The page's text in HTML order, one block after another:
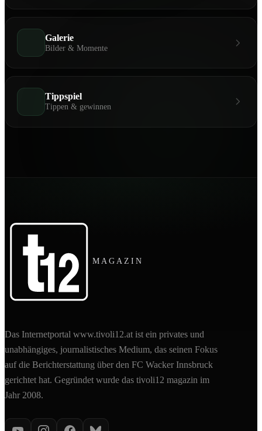
Galerie
Bilder & Momente
Tippspiel
Tippen & gewinnen
MAGAZIN
Das Internetportal www.tivoli12.at ist ein privates und
unabhängiges, journalistisches Medium, das seinen Fokus
auf die Berichterstattung über den FC Wacker Innsbruck
gerichtet hat. Gegründet wurde das tivoli12 magazin im
Jahr 2008.